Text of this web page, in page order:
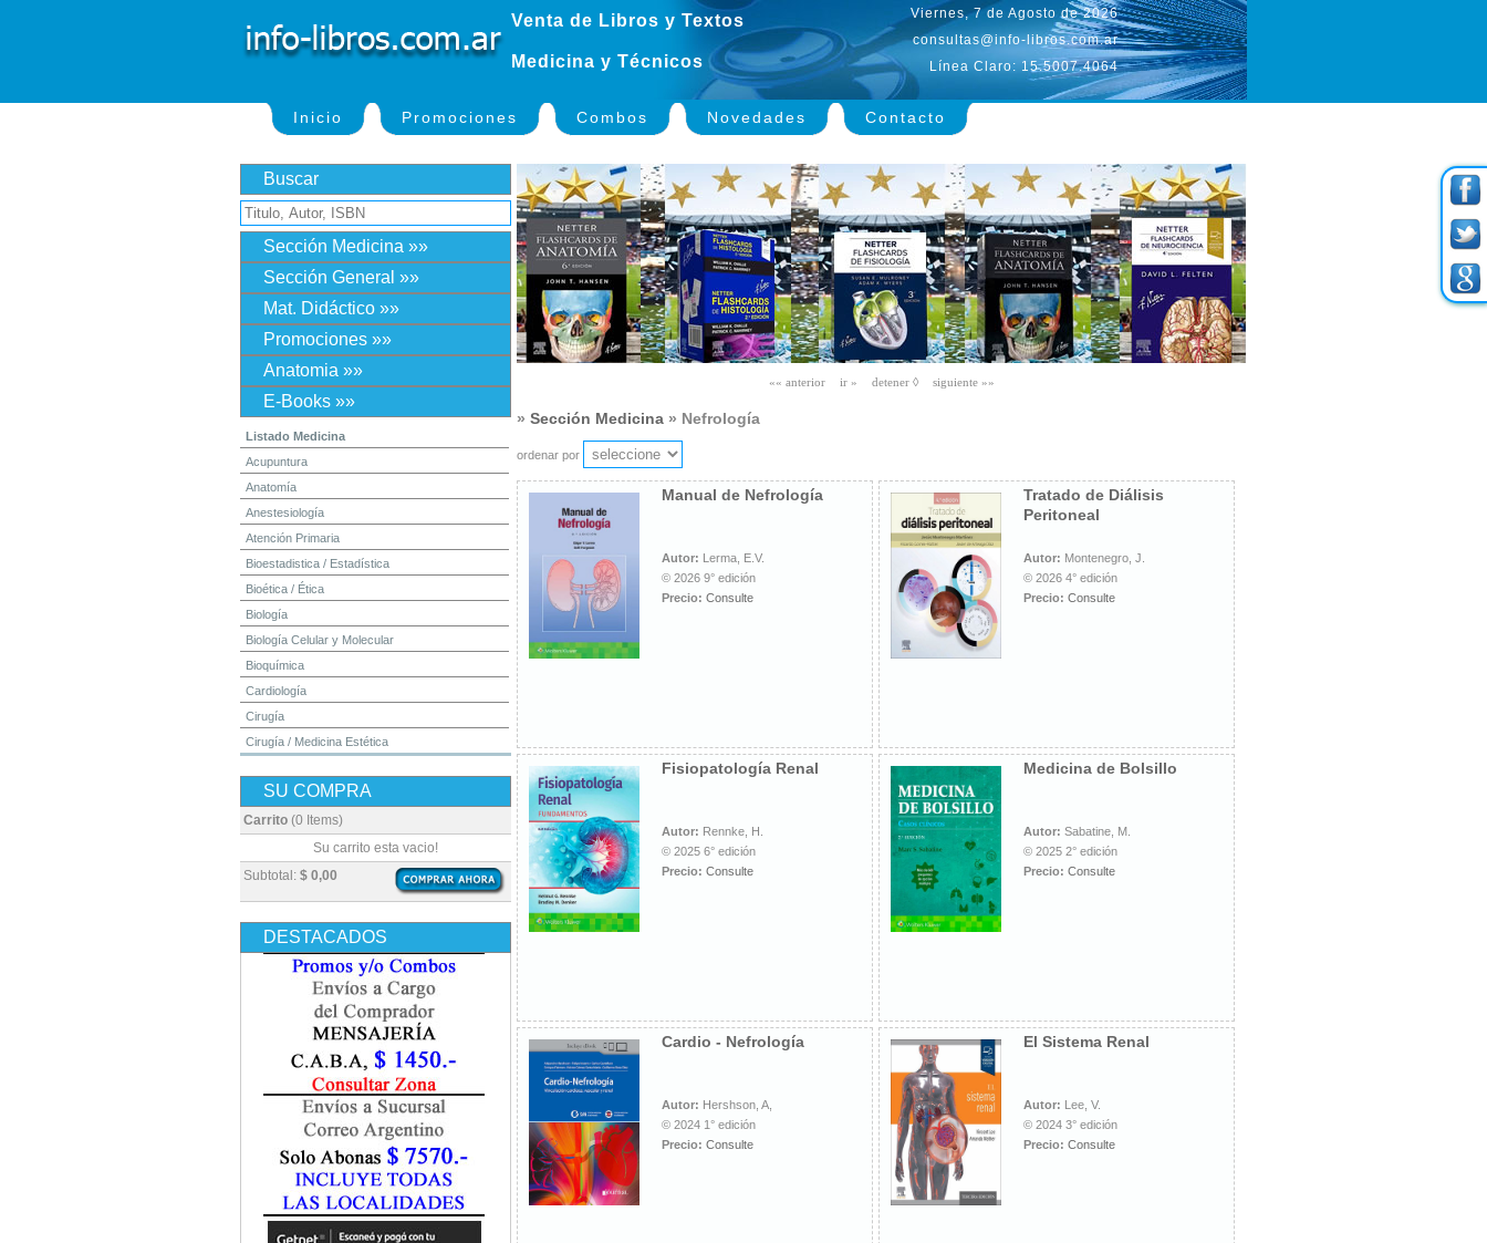
Venta de Libros y Textos
Medicina y Técnicos
Viernes, 7 de Agosto de 2026
consultas@info-libros.com.ar
Línea Claro: 15.5007.4064
Inicio Promociones Combos Novedades Contacto
Buscar
Sección Medicina »»
Sección General »»
Mat. Didáctico »»
Promociones »»
Anatomia »»
E-Books »»
Listado Medicina
Acupuntura
Anatomía
Anestesiología
Atención Primaria
Bioestadistica / Estadística
Bioética / Ética
Biología
Biología Celular y Molecular
Bioquímica
Cardiología
Cirugía
Cirugía / Medicina Estética
Dermatología
Diagnóstico por Imagen / Radiología
Embriología
Enfermería
Epidemiología
Farmacia / Farmacología
Fisiatría / Kinesiología
Fisiología / Fisiopatología
Fonoaudiología
Gastroenterología
Geriatría
Ginecología / Obstetricia
Hematología
Histología
SU COMPRA
Carrito (0 Items)
Subtotal: $ 0,00
Su carrito esta vacio!
DESTACADOS
» Sección Medicina » Nefrología
ordenar por
Manual de Nefrología
Autor: Lerma, E.V.
© 2026 9° edición
Precio: Consulte
Tratado de Diálisis
Peritoneal
Autor: Montenegro, J.
© 2026 4° edición
Precio: Consulte
Fisiopatología Renal
Autor: Rennke, H.
© 2025 6° edición
Precio: Consulte
Medicina de Bolsillo
Autor: Sabatine, M.
© 2025 2° edición
Precio: Consulte
Cardio - Nefrología
Autor: Hershson, A,
© 2024 1° edición
Precio: Consulte
El Sistema Renal
Autor: Lee, V.
© 2024 3° edición
Precio: Consulte